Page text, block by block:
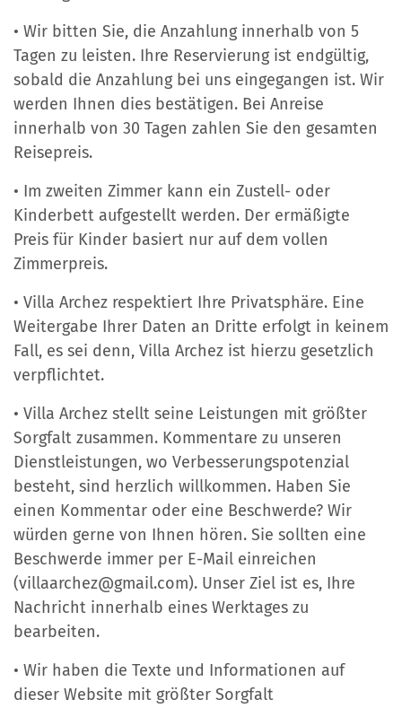
• Wir bitten Sie, die Anzahlung innerhalb von 5
Tagen zu leisten. Ihre Reservierung ist endgültig,
sobald die Anzahlung bei uns eingegangen ist. Wir
werden Ihnen dies bestätigen. Bei Anreise
innerhalb von 30 Tagen zahlen Sie den gesamten
Reisepreis.
• Im zweiten Zimmer kann ein Zustell- oder
Kinderbett aufgestellt werden. Der ermäßigte
Preis für Kinder basiert nur auf dem vollen
Zimmerpreis.
• Villa Archez respektiert Ihre Privatsphäre. Eine
Weitergabe Ihrer Daten an Dritte erfolgt in keinem
Fall, es sei denn, Villa Archez ist hierzu gesetzlich
verpflichtet.
• Villa Archez stellt seine Leistungen mit größter
Sorgfalt zusammen. Kommentare zu unseren
Dienstleistungen, wo Verbesserungspotenzial
besteht, sind herzlich willkommen. Haben Sie
einen Kommentar oder eine Beschwerde? Wir
würden gerne von Ihnen hören. Sie sollten eine
Beschwerde immer per E-Mail einreichen
(villaarchez@gmail.com). Unser Ziel ist es, Ihre
Nachricht innerhalb eines Werktages zu
bearbeiten.
• Wir haben die Texte und Informationen auf
dieser Website mit größter Sorgfalt